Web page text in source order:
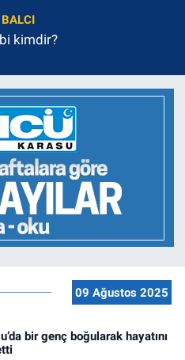
BALCI
kimdir?
09 Ağustos 2025
bir genç boğularak hayatını